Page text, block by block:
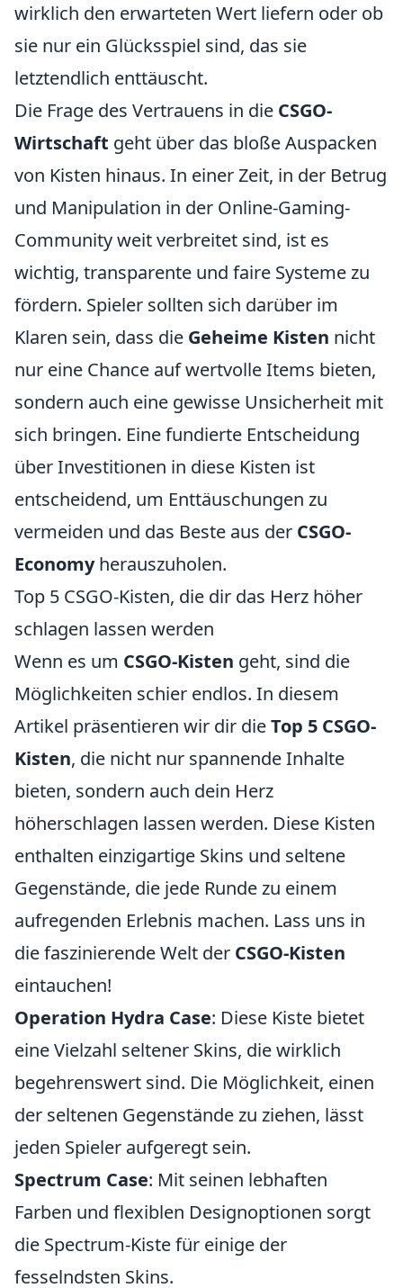
wirklich den erwarteten Wert liefern oder ob
sie nur ein Glücksspiel sind, das sie
letztendlich enttäuscht.
Die Frage des Vertrauens in die CSGO-
Wirtschaft geht über das bloße Auspacken
von Kisten hinaus. In einer Zeit, in der Betrug
und Manipulation in der Online-Gaming-
Community weit verbreitet sind, ist es
wichtig, transparente und faire Systeme zu
fördern. Spieler sollten sich darüber im
Klaren sein, dass die Geheime Kisten nicht
nur eine Chance auf wertvolle Items bieten,
sondern auch eine gewisse Unsicherheit mit
sich bringen. Eine fundierte Entscheidung
über Investitionen in diese Kisten ist
entscheidend, um Enttäuschungen zu
vermeiden und das Beste aus der CSGO-
Economyherauszuholen.
Top 5 CSGO-Kisten, die dir das Herz höher
schlagen lassen werden
Wenn es um CSGO-Kisten geht, sind die
Möglichkeiten schier endlos. In diesem
Artikel präsentieren wir dir dieTop 5 CSGO-
Kisten, die nicht nur spannende Inhalte
bieten, sondern auch dein Herz
höherschlagen lassen werden. Diese Kisten
enthalten einzigartige Skins und seltene
Gegenstände, die jede Runde zu einem
aufregenden Erlebnis machen. Lass uns in
die faszinierende Welt der CSGO-Kisten
eintauchen!
Operation Hydra Case: Diese Kiste bietet
eine Vielzahl seltener Skins, die wirklich
begehrenswert sind. Die Möglichkeit, einen
der seltenen Gegenstände zu ziehen, lässt
jeden Spieler aufgeregt sein.
Spectrum Case: Mit seinen lebhaften
Farben und flexiblen Designoptionen sorgt
die Spectrum-Kiste für einige der
fesselndsten Skins.